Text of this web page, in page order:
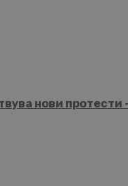
нови протести